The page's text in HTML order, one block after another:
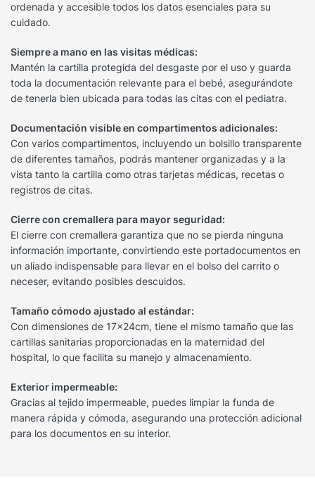
ordenada y accesible todos los datos esenciales para su
cuidado.
Siempre a mano en las visitas médicas:
Mantén la cartilla protegida del desgaste por el uso y guarda
toda la documentación relevante para el bebé, asegurándote
de tenerla bien ubicada para todas las citas con el pediatra.
Documentación visible en compartimentos adicionales:
Con varios compartimentos, incluyendo un bolsillo transparente
de diferentes tamaños, podrás mantener organizadas y a la
vista tanto la cartilla como otras tarjetas médicas, recetas o
registros de citas.
Cierre con cremallera para mayor seguridad:
El cierre con cremallera garantiza que no se pierda ninguna
información importante, convirtiendo este portadocumentos en
un aliado indispensable para llevar en el bolso del carrito o
neceser, evitando posibles descuidos.
Tamaño cómodo ajustado al estándar:
Con dimensiones de 17x24cm, tiene el mismo tamaño que las
cartillas sanitarias proporcionadas en la maternidad del
hospital, lo que facilita su manejo y almacenamiento.
Exterior impermeable:
Gracias al tejido impermeable, puedes limpiar la funda de
manera rápida y cómoda, asegurando una protección adicional
para los documentos en su interior.